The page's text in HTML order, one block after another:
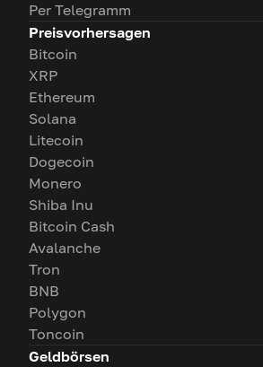
Per Telegramm
Preisvorhersagen
Bitcoin
XRP
Ethereum
Solana
Litecoin
Dogecoin
Monero
Shiba Inu
Bitcoin Cash
Avalanche
Tron
BNB
Polygon
Toncoin
Geldbörsen